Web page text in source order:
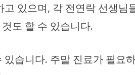
있으며, 각 전연락 선생
도 할 수 있습니다.
있습니다. 주말 진료가 필요